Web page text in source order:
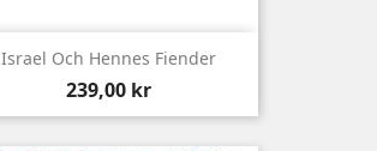
Israel Och Hennes Fiender
Pris
239,00 kr